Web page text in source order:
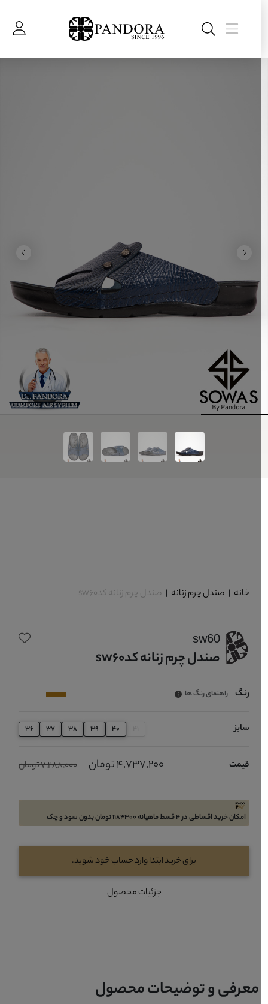
خانه | صندل چرم زنانه| صندل چرم زنانه کدsw60
sw60
صندل چرم زنانه کدsw60
رنگ راهنمای رنگ ها
سایز 36 37 38 39
قیمت 4,737,200 تومان 7,288,000 تومان
امکان خرید اقساطی در 4 قسط ماهیانه 1184300 تومان بدون سود و چک
برای خرید ابتدا وارد حساب خود شوید.
جزئیات محصول
معرفی و توضیحات محصول